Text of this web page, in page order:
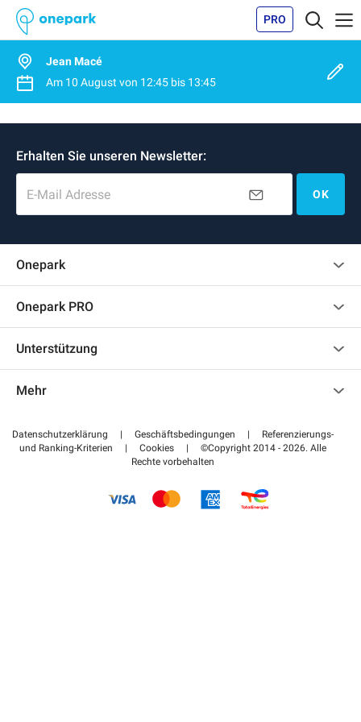
PRO
Jean Macé
Am 10 August von 12:45bis 13:45
Erhalten Sie unseren Newsletter:
E-Mail Adresse OK
Onepark
Impressum
Onepark PRO
Werden Sie unser Partner
Auf meinen Partnerbereich zugreifen
Unterstützung
Bezahlen Sie Ihren Parkplatz FLOW
Mehr
Datenschutzerklärung | Geschäftsbedingungen |
Referenzierungs-
und Ranking-Kriterien
| Cookies |
©Copyright 2014 - 2026. Alle
Rechte vorbehalten